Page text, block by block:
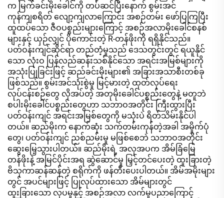
က မြက်ခင်းမိုးခေါင်ကို တပ်ဆင်ပြီးနောက် စွမ်းအင်
ကုန်ကျစရိတ် လျော့ကျလာကြောင်း အစဉ်တမ်း ဖော်ပြကြပြီး
ထူထပ်သော ဇီဝပစ္စည်းများကြောင့် အစဉ်အလာမိုးခေါင်စနစ်
များနှင့် ယှဉ်လျှင် ပိုကောင်းတဲ့ R-တန်ဖိုးကို ရရှိနိုင်သည်။
ပတ်ဝန်းကျင်ဆိုင်ရာ တည်တံ့မှုသည် ဒေသတွင်းတွင် ရယူနိုင်
သော လုံးဝ ပြန်လည်ဆန်းသစ်နိုင်သော အရင်းအမြစ်များကို
အသုံးပြုခြင်းဖြင့် ဆည်ခင်းမိုးများ၏ အခြားအသာစီးတစ်ခု
ဖြစ်သည်။ စွမ်းအင်သုံးစွဲမှု မြင့်မားတဲ့ ထုတ်လုပ်ရေး
လုပ်ငန်းစဉ်တွေ လိုအပ်တဲ့ အတုမိုးခေါင်ပစ္စည်းတွေနဲ့ မတူဘဲ
စပါးမိုးခေါင်ပစ္စည်းတွေဟာ သဘာဝအတိုင်း ကြီးထွားပြီး
ပတ်ဝန်းကျင် အရင်းအမြစ်တွေကို မသုံးပဲ ရိတ်သိမ်းနိုင်ပါ
တယ်။ ဆည်မိုးက နောက်ဆုံး သက်တမ်းကုန်တဲ့အခါ အမှိုက်ပုံ
တွေ၊ ပတ်ဝန်းကျင် ညစ်ညမ်းမှု မဖြစ်စေဘဲ သဘာဝအတိုင်း
ဆွေးမြေ့သွားပါတယ်။ ဆည်မိုးရဲ့ အလှအပက အိမ်ခြံမြေ
တန်ဖိုးနဲ့ အမြင်ပိုင်းအရ ဆွဲဆောင်မှု မြှင့်တင်ပေးတဲ့ ထူးခြားတဲ့
ဗိသုကာဆန်ဆန်တဲ့ စရိုက်ကို ဖန်တီးပေးပါတယ်။ အိမ်အမိုးများ
တွင် အပင်များဖြင့် ပြုလုပ်ထားသော အိမ်များတွင်
ထူးခြားသော လှပမှုနှင့် အစဉ်အလာ လက်မှုပညာကြောင့်